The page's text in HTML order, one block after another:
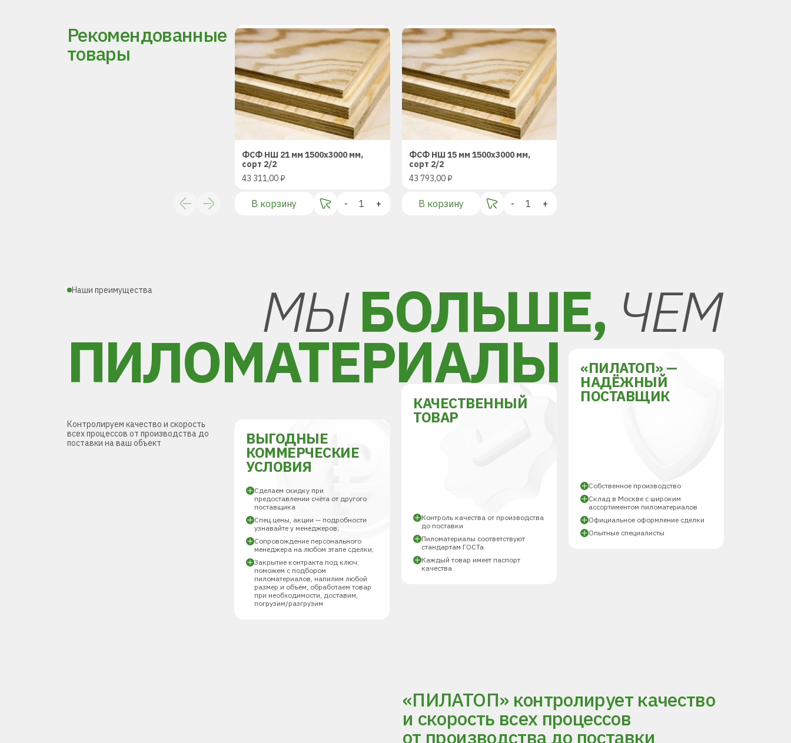
Рекомендованные
товары
ФСФ НШ 21 мм 1500х3000 мм,
сорт 2/2
43 311,00₽
В корзину - +
ФСФ НШ 15 мм 1500х3000 мм,
сорт 2/2
43 793,00₽
В корзину - +
Наши преимущества МЫБОЛЬШЕ, ЧЕМ
ПИЛОМАТЕРИАЛЫ
Контролируем качество и скорость
всех процессов от производства до
поставки на ваш объект
ВЫГОДНЫЕ
КОММЕРЧЕСКИЕ
УСЛОВИЯ
Сделаем скидку при
предоставлении счёта от другого
поставщика
Спец.цены, акции — подробности
узнавайте у менеджеров;
Сопровождение персонального
менеджера на любом этапе сделки;
Закрытие контракта под ключ:
поможем с подбором
пиломатериалов, напилим любой
размер и объём, обработаем товар
при необходимости, доставим,
погрузим/разгрузим
КАЧЕСТВЕННЫЙ
ТОВАР
Контроль качества от производства
до поставки
Пиломатериалы соответствуют
стандартам ГОСТа
Каждый товар имеет паспорт
качества
«ПИЛАТОП» —
НАДЁЖНЫЙ
ПОСТАВЩИК
Собственное производство
Склад в Москве с широким
ассортиментом пиломатериалов
Официальное оформление сделки
Опытные специалисты
«ПИЛАТОП» контролирует качество
и скорость всех процессов
от производства до поставки